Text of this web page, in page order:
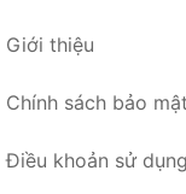
Giới thiệu
Chính sách bảo mật
Điều khoản sử dụng